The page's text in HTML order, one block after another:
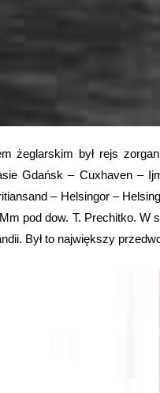
żeglarskim był rejs
Gdańsk – Cuxhaven –
– Helsingor –
pod dow. T. Prechitko. W
Był to największy